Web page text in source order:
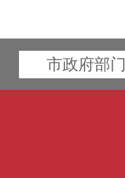
市政府部门